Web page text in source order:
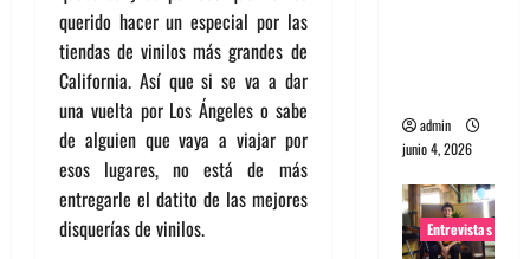
querido hacer un especial por las
tiendas de vinilos más grandes de
California. Así que si se va a dar
una vuelta por Los Ángeles o sabe
de alguien que vaya a viajar por
esos lugares, no está de más
entregarle el datito de las mejores
disquerías de vinilos.
admin
junio 4, 2026
Entrevistas